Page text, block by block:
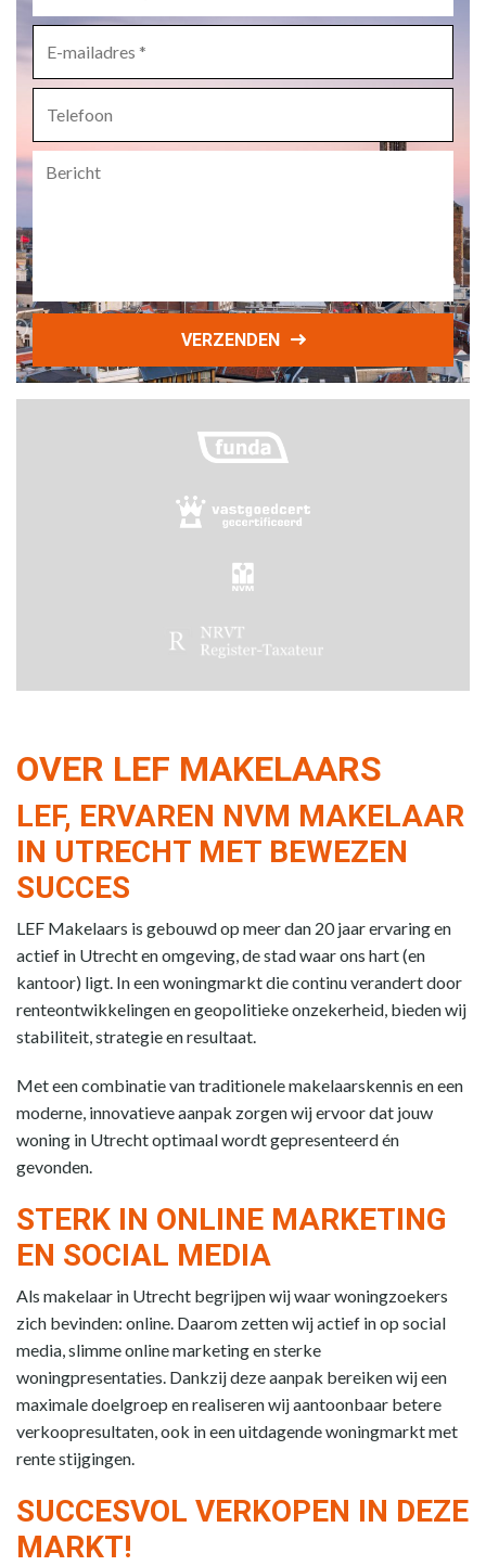
mailadres *
VERZENDEN
OVER LEF MAKELAARS
LEF, ERVAREN NVM MAKELAAR
IN UTRECHT MET BEWEZEN
SUCCES
LEF Makelaars is gebouwd op meer dan 20 jaar ervaring en
actief in Utrecht en omgeving, de stad waar ons hart (en
kantoor) ligt. In een woningmarkt die continu verandert door
renteontwikkelingen en geopolitieke onzekerheid, bieden wij
stabiliteit, strategie en resultaat.
Met een combinatie van traditionele makelaarskennis en een
moderne, innovatieve aanpak zorgen wij ervoor dat jouw
woning in Utrecht optimaal wordt gepresenteerd én
gevonden.
STERK IN ONLINE MARKETING
EN SOCIAL MEDIA
Als makelaar in Utrecht begrijpen wij waar woningzoekers
zich bevinden: online. Daarom zetten wij actief in op social
media, slimme online marketing en sterke
woningpresentaties. Dankzij deze aanpak bereiken wij een
maximale doelgroep en realiseren wij aantoonbaar betere
verkoopresultaten, ook in een uitdagende woningmarkt met
rente stijgingen.
SUCCESVOL VERKOPEN IN DEZE
MARKT!